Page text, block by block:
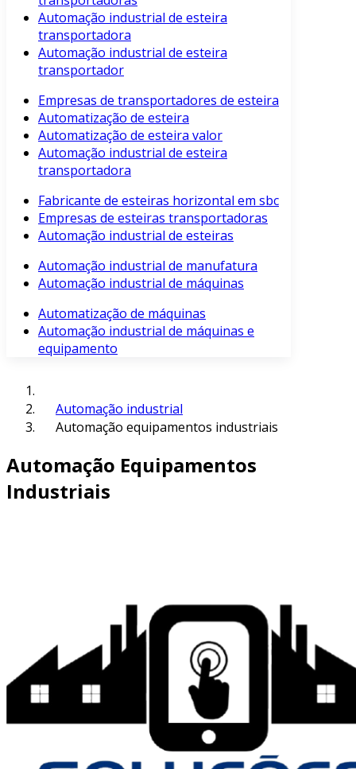
Automação industrial de esteira
transportadora
Automação industrial de esteira
transportador
Empresas de transportadores de esteira
Automatização de esteira
Automatização de esteira valor
Automação industrial de esteira
transportadora
Fabricante de esteiras horizontal em sbc
Empresas de esteiras transportadoras
Automação industrial de esteiras
Automação industrial de manufatura
Automação industrial de máquinas
Automatização de máquinas
Automação industrial de máquinas e
equipamento
Automação industrial
Automação equipamentos industriais
Automação Equipamentos
Industriais